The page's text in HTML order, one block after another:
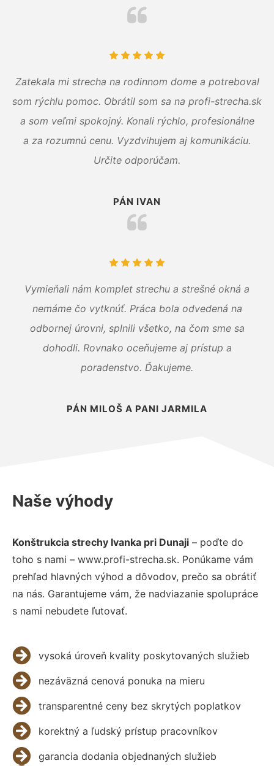
Zatekala mi strecha na rodinnom dome a potreboval
som rýchlu pomoc. Obrátil som sa na profi-strecha.sk
a som veľmi spokojný. Konali rýchlo, profesionálne
a za rozumnú cenu. Vyzdvihujem aj komunikáciu.
Určite odporúčam.
PÁN IVAN
Vymieňali nám komplet strechu a strešné okná a
nemáme čo vytknúť. Práca bola odvedená na
odbornej úrovni, splnili všetko, na čom sme sa
dohodli. Rovnako oceňujeme aj prístup a
poradenstvo. Ďakujeme.
PÁN MILOŠ A PANI JARMILA
Naše výhody
Konštrukcia strechy Ivanka pri Dunaji – poďte do
toho s nami – www.profi-strecha.sk. Ponúkame vám
prehľad hlavných výhod a dôvodov, prečo sa obrátiť
na nás. Garantujeme vám, že nadviazanie spolupráce
s nami nebudete ľutovať.
vysoká úroveň kvality poskytovaných služieb
nezáväzná cenová ponuka na mieru
transparentné ceny bez skrytých poplatkov
korektný a ľudský prístup pracovníkov
garancia dodania objednaných služieb